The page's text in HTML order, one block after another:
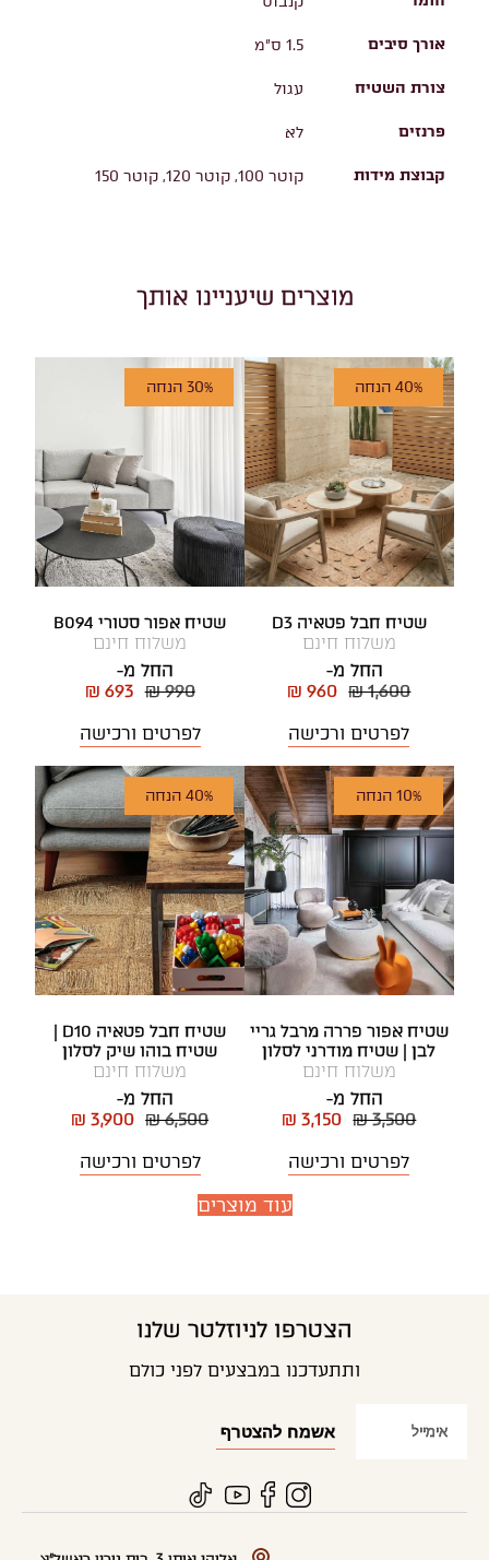
אורך סיבים 1.5 ס"מ
צורת השטיח עגול
פרנזים לא
קבוצת מידות קוטר 100, קוטר 120, קוטר 150
מוצרים שיעניינו אותך
40% הנחה
שטיח חבל פטאיה D3
משלוח חינם
החל מ-
₪ 1,600
₪ 960
לפרטים ורכישה
30% הנחה
שטיח אפור סטורי B094
משלוח חינם
החל מ-
₪ 990
₪ 693
לפרטים ורכישה
10% הנחה
שטיח אפור פררה מרבל גריי
לבן | שטיח מודרני לסלון
משלוח חינם
החל מ-
₪ 3,500
₪ 3,150
לפרטים ורכישה
40% הנחה
שטיח בוהו שיק לסלון
משלוח חינם
החל מ-
₪ 6,500
₪ 3,900
לפרטים ורכישה
עוד מוצרים
הצטרפו לניוזלטר שלנו
ותתעדכנו במבצעים לפני כולם